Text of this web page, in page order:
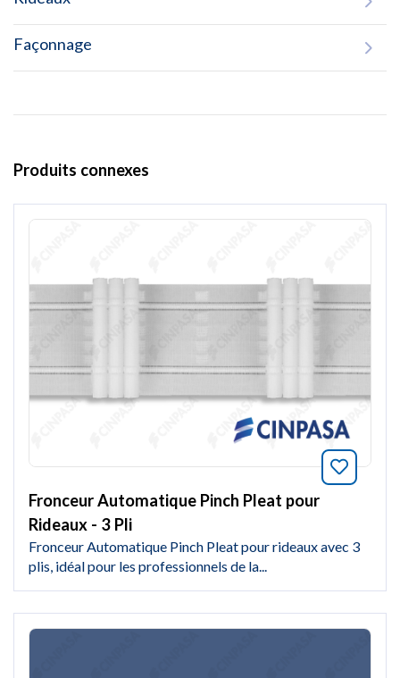
Façonnage
Produits connexes
Fronceur Automatique Pinch Pleat pour
Rideaux - 3 Pli
Fronceur Automatique Pinch Pleat pour rideaux avec 3
plis, idéal pour les professionnels de la...